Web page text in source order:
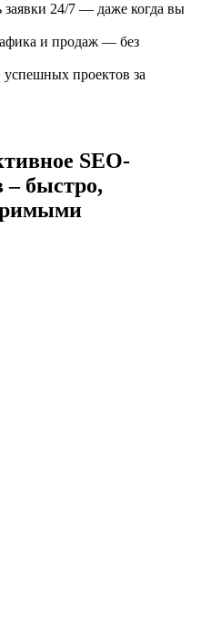
заявки 24/7 — даже когда вы
и продаж — без
успешных проектов за
– быстро,